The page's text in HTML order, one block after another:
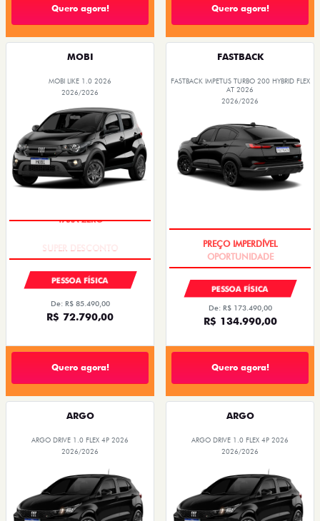
Quero agora! Quero agora!
MOBI
MOBI LIKE 1.0 2026
2026/2026
PESSOA FÍSICA
De: R$ 85.490,00
R$ 72.790,00
Quero agora!
FASTBACK
FASTBACK IMPETUS TURBO 200 HYBRID FLEX
AT 2026
2026/2026
PESSOA FÍSICA
De: R$ 173.490,00
R$ 134.990,00
Quero agora!
ARGO
ARGO DRIVE 1.0 FLEX 4P 2026
2026/2026
ARGO
ARGO DRIVE 1.0 FLEX 4P 2026
2026/2026